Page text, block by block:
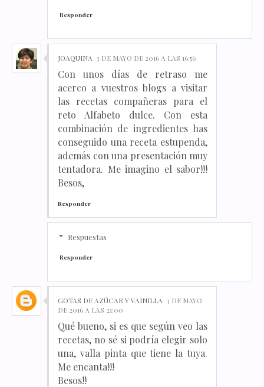
Responder
JOAQUINA 3 DE MAYO DE 2016 A LAS 16:56
Con unos días de retraso me
acerco a vuestros blogs a visitar
las recetas compañeras para el
reto Alfabeto dulce. Con esta
combinación de ingredientes has
conseguido una receta estupenda,
además con una presentación muy
tentadora. Me imagino el sabor!!!
Besos,
Responder
Respuestas
Responder
GOTAS DE AZÚCAR Y VAINILLA 3 DE MAYO
DE 2016 A LAS 21:00
Qué bueno, si es que según veo las
recetas, no sé si podría elegir solo
una, valla pinta que tiene la tuya.
Me encanta!!!
Besos!!